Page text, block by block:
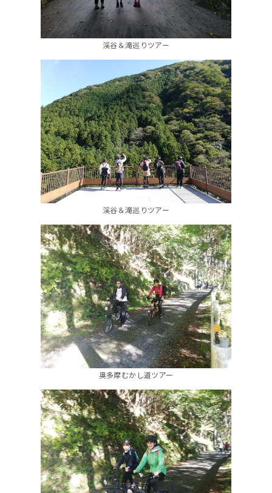
渓谷＆滝巡りツアー
渓谷＆滝巡りツアー
奥多摩むかし道ツアー